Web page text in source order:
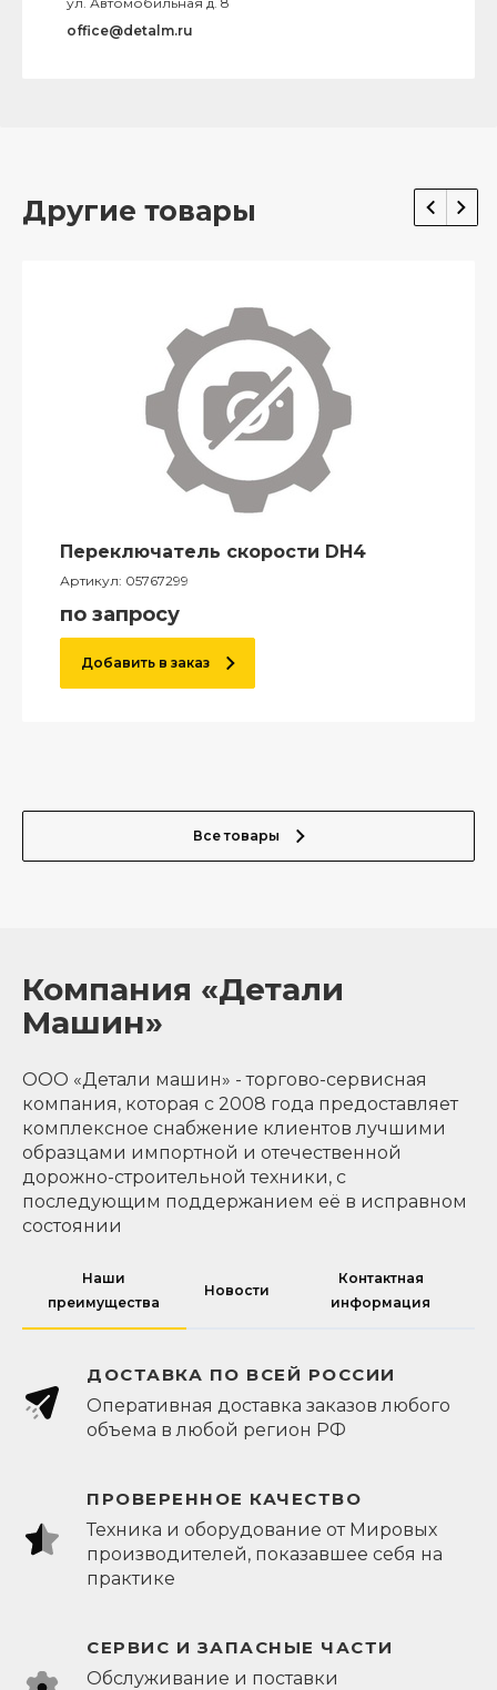
office@detalm.ru
Другие товары
Переключатель скорости DH4
Артикул: 05767299
по запросу
Добавить в заказ
Все товары
Компания «Детали
Машин»
ООО «Детали машин» - торгово-сервисная
компания, которая с 2008 года предоставляет
комплексное снабжение клиентов лучшими
образцами импортной и отечественной
дорожно-строительной техники, с
последующим поддержанием её в исправном
состоянии
Наши
преимущества
Новости
Контактная
информация
ДОСТАВКА ПО ВСЕЙ РОССИИ
Оперативная доставка заказов любого
объема в любой регион РФ
ПРОВЕРЕННОЕ КАЧЕСТВО
Техника и оборудование от Мировых
производителей, показавшее себя на
практике
СЕРВИС И ЗАПАСНЫЕ ЧАСТИ
Обслуживание и поставки